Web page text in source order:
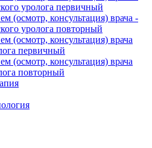
уролога первичный
(осмотр, консультация) врача -
уролога повторный
(осмотр, консультация) врача
первичный
(осмотр, консультация) врача
повторный